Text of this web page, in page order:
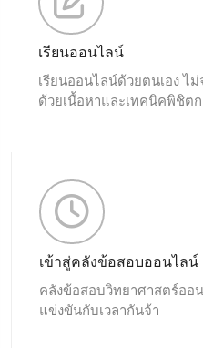
เรียนออนไลน์
เรียนออนไลน์ด้วยตนเอง ไ
ด้วยเนื้อหาและเทคนิคพิชิต
เข้าสู่คลังข้อสอบออนไลน์
คลังข้อสอบวิทยาศาสตร์ออ
แข่งขันกับเวลากันจ้า